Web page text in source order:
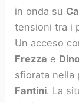
in onda su
tensioni tra i
Un acceso
Frezza e
sfiorata nella
Fantini. La